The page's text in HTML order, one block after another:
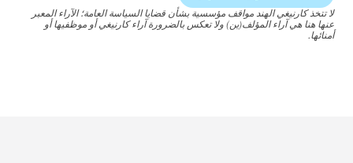
لا تتخذ كارنيغي الهند مواقف مؤسسية بشأن قضايا السياسة العامة؛ الآراء المعبر
عنها هنا هي آراء المؤلف(ين) ولا تعكس بالضرورة آراء كارنيغي أو موظفيها أو
أمنائها.